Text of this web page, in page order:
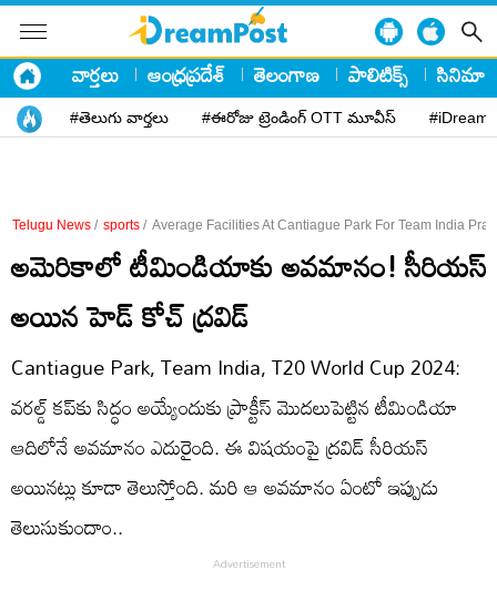
వార్తలు ఆంధ్రప్రదేశ్ తెలంగాణ పాలిటిక్స్ సినిమా
#తెలుగు వార్తలు #ఈరోజు ట్రెండింగ్ OTT మూవీస్
Telugu News / sports / Average Facilities At Cantiague Park For Team India
అమెరికాలో టీమిండియాకు అవమానం! సీరియస్‌
అయిన హెడ్‌ కోచ్‌ ద్రవిడ్‌
Cantiague Park, Team India, T20 World Cup 2024:
వరల్డ్‌ కప్‌కు సిద్ధం అయ్యేందుకు ప్రాక్టీస్‌ మొదలుపెట్టిన టీమిండియా
ఆదిలోనే అవమానం ఎదురైంది. ఈ విషయంపై ద్రవిడ్‌ సీరియస్‌
అయినట్లు కూడా తెలుస్తోంది. మరి ఆ అవమానం ఏంటో ఇప్పుడు
తెలుసుకుందాం..